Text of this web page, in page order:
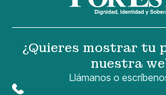
¿Quieres mostrar tu
nuestra
Llámanos o